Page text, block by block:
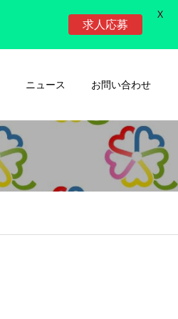
ニュース お問い合わせ
求人応募
X